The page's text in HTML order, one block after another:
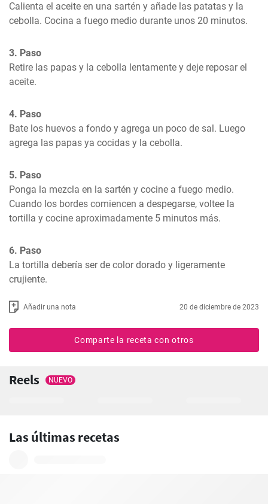
Calienta el aceite en una sartén y añade las patatas y la
cebolla. Cocina a fuego medio durante unos 20 minutos.
3. Paso
Retire las papas y la cebolla lentamente y deje reposar el
aceite.
4. Paso
Bate los huevos a fondo y agrega un poco de sal. Luego
agrega las papas ya cocidas y la cebolla.
5. Paso
Ponga la mezcla en la sartén y cocine a fuego medio.
Cuando los bordes comiencen a despegarse, voltee la
tortilla y cocine aproximadamente 5 minutos más.
6. Paso
La tortilla debería ser de color dorado y ligeramente
crujiente.
Añadir una nota 20 de diciembre de 2023
Comparte la receta con otros
Reels NUEVO
Las últimas recetas